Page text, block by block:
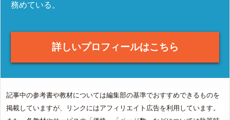
務めている。
詳しいプロフィールはこちら
記事中の参考書や教材については編集部の基準でおすすめできるものを
掲載していますが、リンクにはアフィリエイト広告を利用しています。